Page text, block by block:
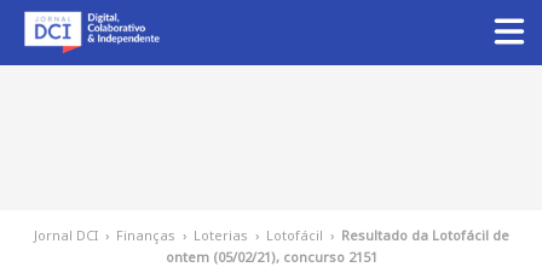
Jornal DCI › Finanças › Loterias › Lotofácil › Resultado da Lotofácil de
ontem (05/02/21), concurso 2151